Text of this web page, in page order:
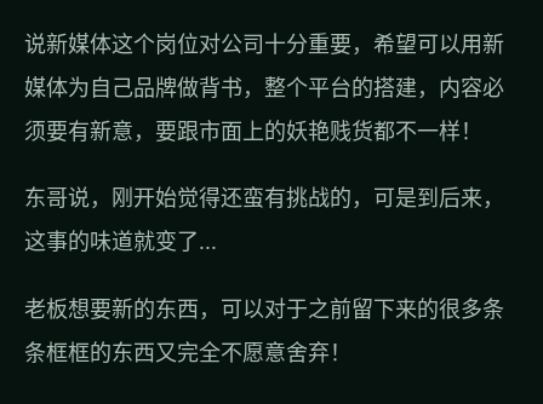
说新媒体这个岗位对公司十分重要，希望可以用新
媒体为自己品牌做背书，整个平台的搭建，内容必
须要有新意，要跟市面上的妖艳贱货都不一样！
东哥说，刚开始觉得还蛮有挑战的，可是到后来，
这事的味道就变了...
老板想要新的东西，可以对于之前留下来的很多条
条框框的东西又完全不愿意舍弃！